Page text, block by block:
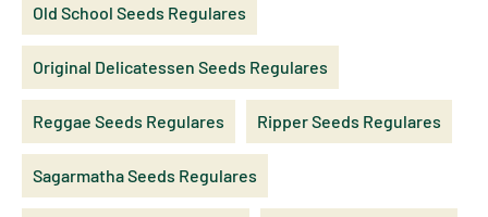
Old School Seeds Regulares
Original Delicatessen Seeds Regulares
Reggae Seeds Regulares Ripper Seeds Regulares
Sagarmatha Seeds Regulares